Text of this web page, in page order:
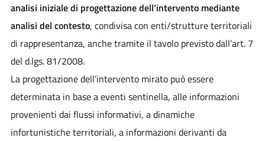
analisi iniziale di progettazione dell’intervento mediante
analisi del contesto, condivisa con enti/strutture territoriali
di rappresentanza, anche tramite il tavolo previsto dall’art. 7
del d.lgs. 81/2008.
La progettazione dell’intervento mirato può essere
determinata in base a eventi sentinella, alle informazioni
provenienti dai flussi informativi, a dinamiche
infortunistiche territoriali, a informazioni derivanti da